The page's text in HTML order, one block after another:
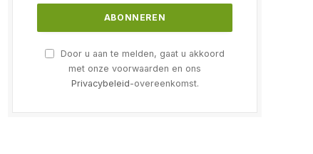
Door u aan te melden, gaat u akkoord
met onze voorwaarden en ons
Privacybeleid-overeenkomst.